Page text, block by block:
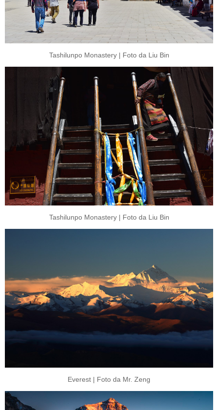
Tashilunpo Monastery | Foto da Liu Bin
Tashilunpo Monastery | Foto da Liu Bin
Everest | Foto da Mr. Zeng